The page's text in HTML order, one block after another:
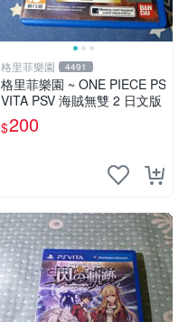
格里菲樂園 4491
格里菲樂園 ~ ONE PIECE PS
VITA PSV 海賊無雙 2 日文版
$200